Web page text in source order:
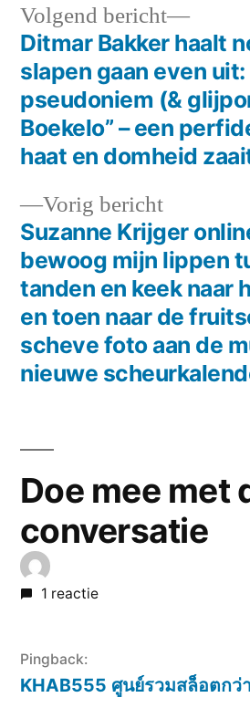
Bericht
navigatie
Vorig berichtVorig
bericht:
Suzanne Krijger
bewoog mijn lippen
tanden en keek naar
en toen naar de
scheve foto aan de
nieuwe
Volgend bericht
Ditmar Bakker haalt
slapen gaan even uit:
pseudoniem (&
Boekelo” – een
haat en domheid
Doe mee met
conversatie
1 reactie
Pingback:
KHAB555 ศูนย์รวมสล็อตกว่